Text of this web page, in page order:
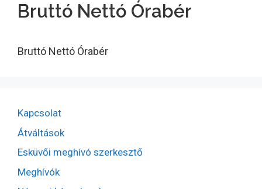
Bruttó Nettó Órabér
Bruttó Nettó Órabér
Kapcsolat
Átváltások
Esküvői meghívó szerkesztő
Meghívók